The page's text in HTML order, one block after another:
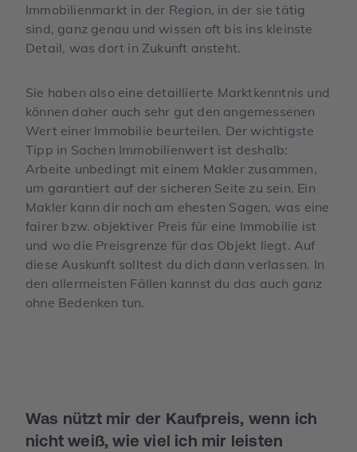
Immobilienmarkt in der Region, in der sie tätig
sind, ganz genau und wissen oft bis ins kleinste
Detail, was dort in Zukunft ansteht.
Sie haben also eine detaillierte Marktkenntnis und
können daher auch sehr gut den angemessenen
Wert einer Immobilie beurteilen. Der wichtigste
Tipp in Sachen Immobilienwert ist deshalb:
Arbeite unbedingt mit einem Makler zusammen,
um garantiert auf der sicheren Seite zu sein. Ein
Makler kann dir noch am ehesten Sagen, was eine
fairer bzw. objektiver Preis für eine Immobilie ist
und wo die Preisgrenze für das Objekt liegt. Auf
diese Auskunft solltest du dich dann verlassen. In
den allermeisten Fällen kannst du das auch ganz
ohne Bedenken tun.
Was nützt mir der Kaufpreis, wenn ich
nicht weiß, wie viel ich mir leisten